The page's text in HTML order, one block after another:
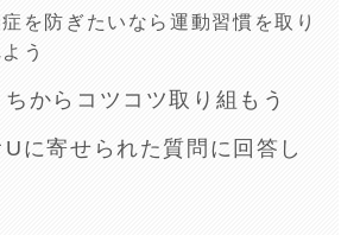
を防ぎたいなら運動習慣を取り
う
ちからコツコツ取り組もう
Uに寄せられた質問に回答し